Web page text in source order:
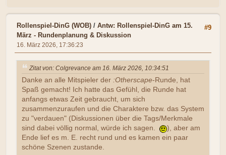
#9
Rollenspiel-DinG (WOB) / Antw: Rollenspiel-DinG am 15.
März - Rundenplanung & Diskussion
16. März 2026, 17:36:23
Zitat von: Colgrevance am 16. März 2026, 10:34:51
Danke an alle Mitspieler der :Otherscape-Runde, hat
Spaß gemacht! Ich hatte das Gefühl, die Runde hat
anfangs etwas Zeit gebraucht, um sich
zusammenzuraufen und die Charaktere bzw. das System
zu "verdauen" (Diskussionen über die Tags/Merkmale
sind dabei völlig normal, würde ich sagen.
), aber am
Ende lief es m. E. recht rund und es kamen ein paar
schöne Szenen zustande.